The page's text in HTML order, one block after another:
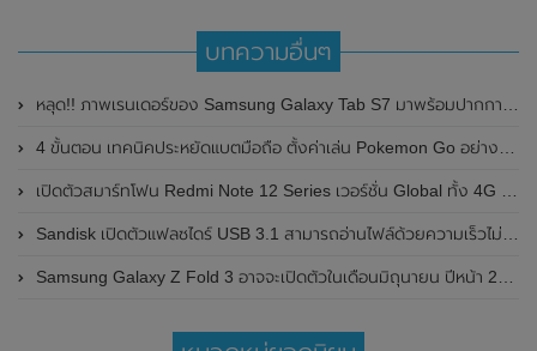
บทความอื่นๆ
หลุด!! ภาพเรนเดอร์ของ Samsung Galaxy Tab S7 มาพร้อมปากกา S-Pen และคีย์บอร์ด
4 ขั้นตอน เทคนิคประหยัดแบตมือถือ ตั้งค่าเล่น Pokemon Go อย่างไร ไม่ให้แบตหมดไว
เปิดตัวสมาร์ทโฟน Redmi Note 12 Series เวอร์ชั่น Global ทั้ง 4G และ 5G พร้อมเผยราคา
Sandisk เปิดตัวแฟลซไดร์ USB 3.1 สามารถอ่านไฟล์ด้วยความเร็วไม่น้อยหน้า SSD
Samsung Galaxy Z Fold 3 อาจจะเปิดตัวในเดือนมิถุนายน ปีหน้า 2021 พร้อมกับจะหยุดการผลิตของ Samsung Galaxy Note Series แล้ว